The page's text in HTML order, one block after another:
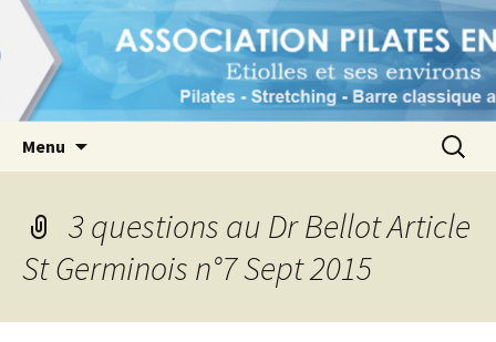
Association Pilates en Seine
1er pôle Pilates à Etiolles et ses environs
Menu
3 questions au Dr Bellot Article
St Germinois n°7 Sept 2015